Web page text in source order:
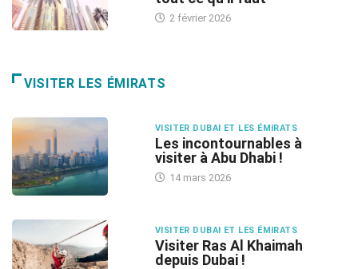
2 février 2026
VISITER LES ÉMIRATS
VISITER DUBAI ET LES ÉMIRATS
Les incontournables à
visiter à Abu Dhabi !
14 mars 2026
VISITER DUBAI ET LES ÉMIRATS
Visiter Ras Al Khaimah
depuis Dubai !